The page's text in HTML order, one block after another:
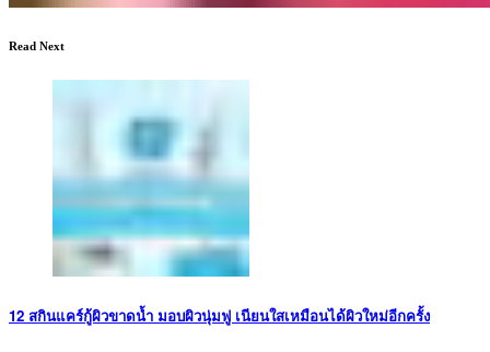
Read Next
12 สกินแคร์กู้ผิวขาดน้ำ มอบผิวนุ่มฟู เนียนใสเหมือนได้ผิวใหม่อีกครั้ง